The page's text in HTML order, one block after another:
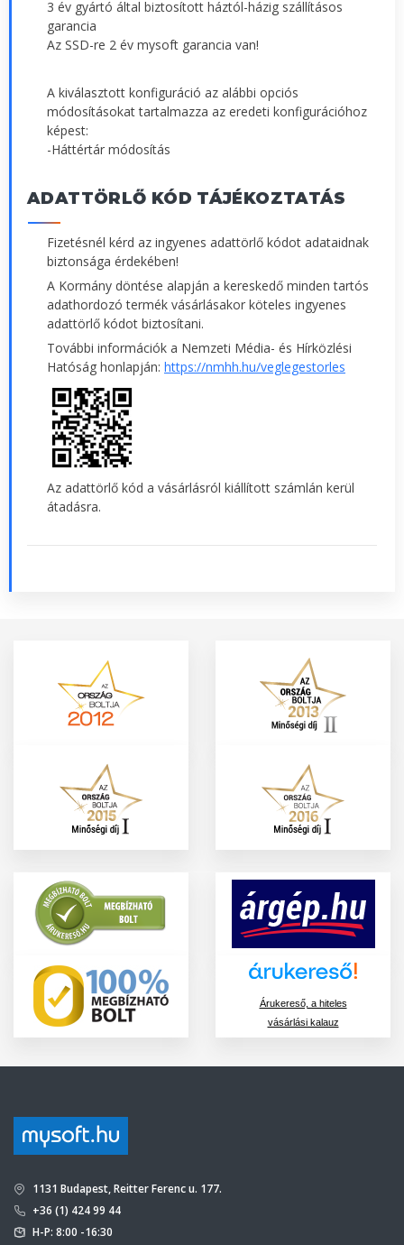
3 év gyártó által biztosított háztól-házig szállításos
garancia
Az SSD-re 2 év mysoft garancia van!
A kiválasztott konfiguráció az alábbi opciós
módosításokat tartalmazza az eredeti konfigurációhoz
képest:
-Háttértár módosítás
ADATTÖRLŐ KÓD TÁJÉKOZTATÁS
Fizetésnél kérd az ingyenes adattörlő kódot adataidnak
biztonsága érdekében!
A Kormány döntése alapján a kereskedő minden tartós
adathordozó termék vásárlásakor köteles ingyenes
adattörlő kódot biztosítani.
További információk a Nemzeti Média- és Hírközlési
Hatóság honlapján: https://nmhh.hu/veglegestorles
Az adattörlő kód a vásárlásról kiállított számlán kerül
átadásra.
Árukereső, a hiteles
vásárlási kalauz
1131 Budapest, Reitter Ferenc u. 177.
+36 (1) 424 99 44
H-P: 8:00 -16:30